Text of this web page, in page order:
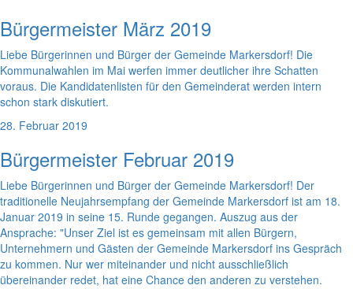
Bürgermeister März 2019
Liebe Bürgerinnen und Bürger der Gemeinde Markersdorf! Die
Kommunalwahlen im Mai werfen immer deutlicher ihre Schatten
voraus. Die Kandidatenlisten für den Gemeinderat werden intern
schon stark diskutiert.
28. Februar 2019
Bürgermeister Februar 2019
Liebe Bürgerinnen und Bürger der Gemeinde Markersdorf! Der
traditionelle Neujahrsempfang der Gemeinde Markersdorf ist am 18.
Januar 2019 in seine 15. Runde gegangen. Auszug aus der
Ansprache: "Unser Ziel ist es gemeinsam mit allen Bürgern,
Unternehmern und Gästen der Gemeinde Markersdorf ins Gespräch
zu kommen. Nur wer miteinander und nicht ausschließlich
übereinander redet, hat eine Chance den anderen zu verstehen.